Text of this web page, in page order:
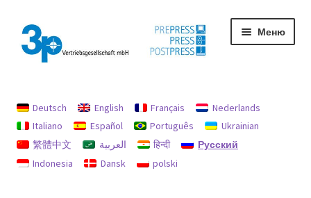
Перейти
навигации
Перейти
содержимому
Меню
My Account
Used machines
Deutsch English Français
Nederlands
Italiano
Español Português
Ukrainian
繁體中文
العربية हिन्दी
Русский
Indonesia
Dansk polski